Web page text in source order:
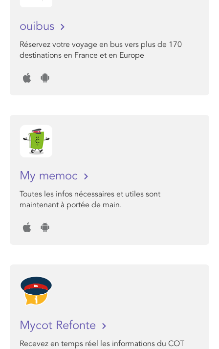
ouibus
Réservez votre voyage en bus vers plus de 170
destinations en France et en Europe
My memoc
Toutes les infos nécessaires et utiles sont
maintenant à portée de main.
Mycot Refonte
Recevez en temps réel les informations du COT